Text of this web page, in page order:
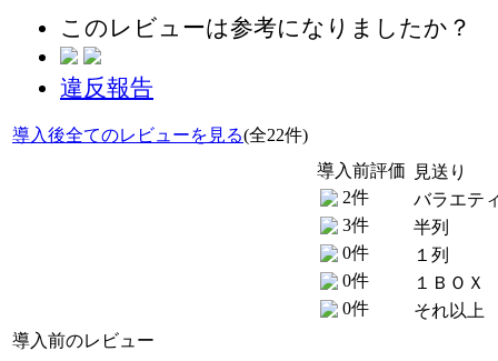
このレビューは参考になりましたか？
違反報告
導入後全てのレビューを見る(全22件)
導入前評価
2件
3件
0件
0件
0件
見送り
バラエテ
半列
１列
１ＢＯＸ
それ以上
導入前のレビュー